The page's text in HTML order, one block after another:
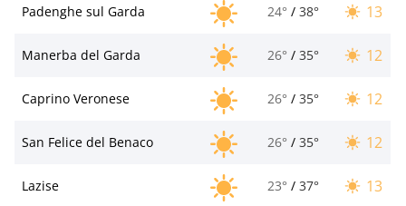
Padenghe sul Garda 24° / 38° 13
Manerba del Garda 26° / 35° 12
Caprino Veronese 26° / 35° 12
San Felice del Benaco 26° / 35° 12
Lazise 23° / 37° 13